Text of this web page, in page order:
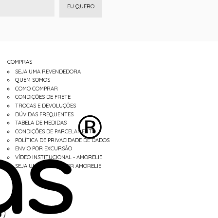
EU QUERO
COMPRAS
SEJA UMA REVENDEDORA
QUEM SOMOS
COMO COMPRAR
CONDIÇÕES DE FRETE
TROCAS E DEVOLUÇÕES
DÚVIDAS FREQUENTES
TABELA DE MEDIDAS
CONDIÇÕES DE PARCELAMENTO
POLÍTICA DE PRIVACIDADE DE DADOS
ENVIO POR EXCURSÃO
VÍDEO INSTITUCIONAL - AMORELIE
SEJA UM REVENDEDOR AMORELIE